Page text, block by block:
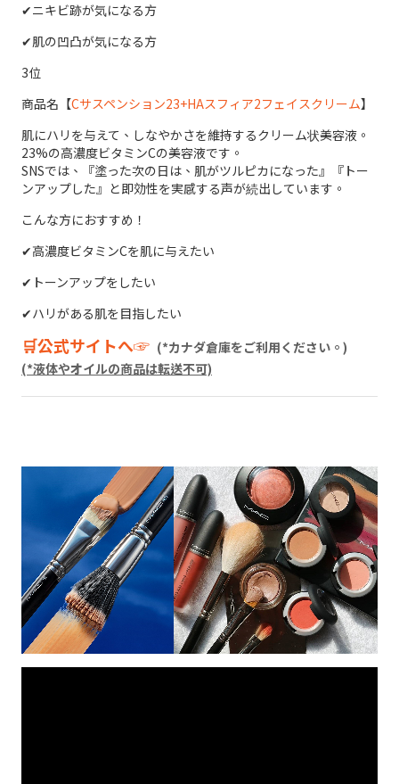
✔︎ニキビ跡が気になる方
✔︎肌の凹凸が気になる方
3位
商品名【Cサスペンション23+HAスフィア2フェイスクリーム】
肌にハリを与えて、しなやかさを維持するクリーム状美容液。
23%の高濃度ビタミンCの美容液です。
SNSでは、『塗った次の日は、肌がツルピカになった』『トー
ンアップした』と即効性を実感する声が続出しています。
こんな方におすすめ！
✔︎高濃度ビタミンCを肌に与えたい
✔︎トーンアップをしたい
✔︎ハリがある肌を目指したい
🛒公式サイトへ☞ (*カナダ倉庫をご利用ください。)
(*液体やオイルの商品は転送不可)